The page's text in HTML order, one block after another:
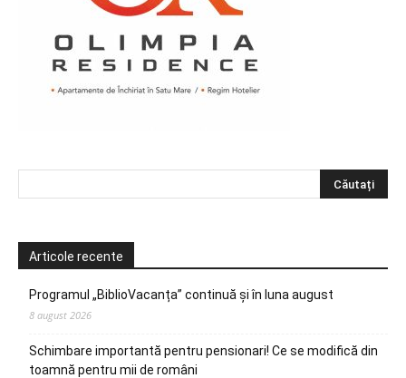
Articole recente
Programul „BiblioVacanța” continuă și în luna august
8 august 2026
Schimbare importantă pentru pensionari! Ce se modifică din
toamnă pentru mii de români